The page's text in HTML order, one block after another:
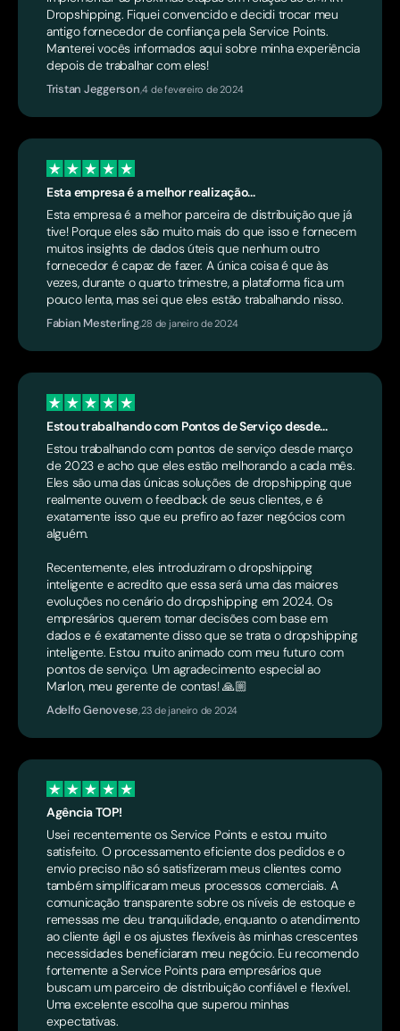
Dropshipping. Fiquei convencido e decidi trocar meu
antigo fornecedor de confiança pela Service Points.
Manterei vocês informados aqui sobre minha experiência
depois de trabalhar com eles!
Tristan Jeggerson,4 de fevereiro de 2024
Esta empresa é a melhor realização...
Esta empresa é a melhor parceira de distribuição que já
tive! Porque eles são muito mais do que isso e fornecem
muitos insights de dados úteis que nenhum outro
fornecedor é capaz de fazer. A única coisa é que às
vezes, durante o quarto trimestre, a plataforma fica um
pouco lenta, mas sei que eles estão trabalhando nisso.
Fabian Mesterling,28 de janeiro de 2024
Estou trabalhando com Pontos de Serviço desde...
Estou trabalhando com pontos de serviço desde março
de 2023 e acho que eles estão melhorando a cada mês.
Eles são uma das únicas soluções de dropshipping que
realmente ouvem o feedback de seus clientes, e é
exatamente isso que eu prefiro ao fazer negócios com
alguém.
Recentemente, eles introduziram o dropshipping
inteligente e acredito que essa será uma das maiores
evoluções no cenário do dropshipping em 2024. Os
empresários querem tomar decisões com base em
dados e é exatamente disso que se trata o dropshipping
inteligente. Estou muito animado com meu futuro com
pontos de serviço. Um agradecimento especial ao
Marlon, meu gerente de contas! 🙏🏼
Adelfo Genovese,23 de janeiro de 2024
Agência TOP!
Usei recentemente os Service Points e estou muito
satisfeito. O processamento eficiente dos pedidos e o
envio preciso não só satisfizeram meus clientes como
também simplificaram meus processos comerciais. A
comunicação transparente sobre os níveis de estoque e
remessas me deu tranquilidade, enquanto o atendimento
ao cliente ágil e os ajustes flexíveis às minhas crescentes
necessidades beneficiaram meu negócio. Eu recomendo
fortemente a Service Points para empresários que
buscam um parceiro de distribuição confiável e flexível.
Uma excelente escolha que superou minhas
expectativas.